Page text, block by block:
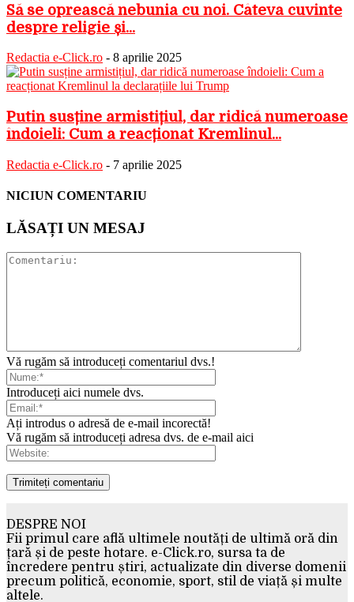
Să se oprească nebunia cu noi. Câteva cuvinte
despre religie și...
Redactia e-Click.ro - 8 aprilie 2025
Putin susține armistițiul, dar ridică numeroase
îndoieli: Cum a reacționat Kremlinul...
Redactia e-Click.ro - 7 aprilie 2025
NICIUN COMENTARIU
LĂSAȚI UN MESAJ
Vă rugăm să introduceți comentariul dvs.!
Introduceți aici numele dvs.
Ați introdus o adresă de e-mail incorectă!
Vă rugăm să introduceți adresa dvs. de e-mail aici
DESPRE NOI
Fii primul care află ultimele noutăți de ultimă oră din
țară și de peste hotare. e-Click.ro, sursa ta de
încredere pentru știri, actualizate din diverse domenii
precum politică, economie, sport, stil de viață și multe
altele.